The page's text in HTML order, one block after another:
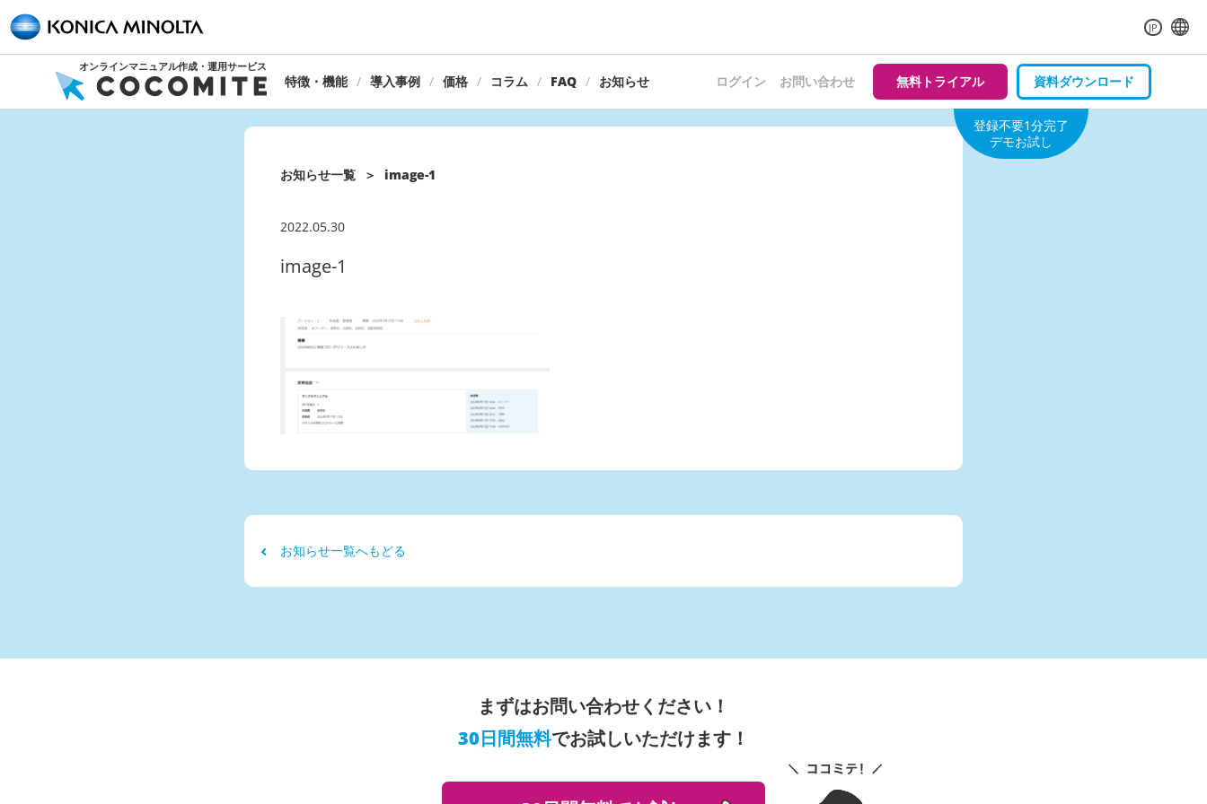
JP
登録不要1分完了
デモお試し
オンラインマニュアル作成・運用サービス
特徴・機能 導入事例 価格 コラム FAQ お知らせ ログイン お問い合わせ 無料トライアル 資料ダウンロード
お知らせ一覧 image-1
2022.05.30
image-1
お知らせ一覧へもどる
まずはお問い合わせください！
30日間無料でお試しいただけます！